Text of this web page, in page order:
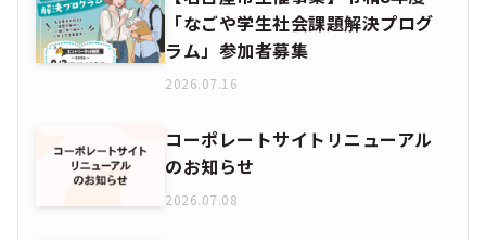
「なごや学生社会課題解決プログ
ラム」参加者募集
2026.07.16
コーポレートサイトリニューアル
のお知らせ
2026.07.08